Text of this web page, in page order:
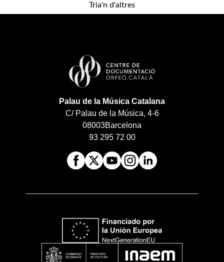
Tria'n d'altres
Palau de la Música Catalana
C/ Palau de la Música, 4-6
08003Barcelona
93 295 72 00